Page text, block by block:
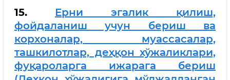
15. Ерни эгалик қилиш,
фойдаланиш учун бериш ва
корхоналар, муассасалар,
ташкилотлар, деҳқон хўжаликлари,
фуқароларга ижарага бериш